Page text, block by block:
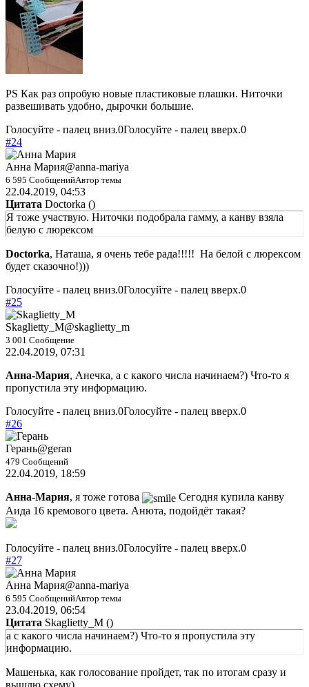
PS Как раз опробую новые пластиковые плашки. Ниточки
развешивать удобно, дырочки большие.
Голосуйте - палец вниз.0Голосуйте - палец вверх.0
#24
Анна Мария@anna-mariya
6 595 СообщенийАвтор темы
22.04.2019, 04:53
Цитата Doctorka ()
Я тоже участвую. Ниточки подобрала гамму, а канву взяла
белую с люрексом
Doctorka, Наташа, я очень тебе рада!!!!! На белой с люрексом
будет сказочно!)))
Голосуйте - палец вниз.0Голосуйте - палец вверх.0
#25
Skaglietty_M@skaglietty_m
3 001 Сообщение
22.04.2019, 07:31
Анна-Мария, Анечка, а с какого числа начинаем?) Что-то я
пропустила эту информацию.
Голосуйте - палец вниз.0Голосуйте - палец вверх.0
#26
Герань@geran
479 Сообщений
22.04.2019, 18:59
Анна-Мария, я тоже готова
Сегодня купила канву
Аида 16 кремового цвета. Анюта, подойдёт такая?
Голосуйте - палец вниз.0Голосуйте - палец вверх.0
#27
Анна Мария@anna-mariya
6 595 СообщенийАвтор темы
23.04.2019, 06:54
Цитата Skaglietty_M ()
а с какого числа начинаем?) Что-то я пропустила эту
информацию.
Машенька, как голосование пройдет, так по итогам сразу и
вышлю схему)